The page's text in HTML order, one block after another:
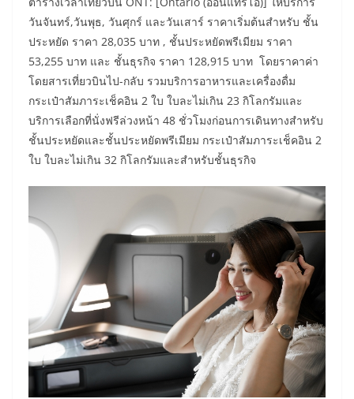
วันจันทร์,วันพุธ, วันศุกร์ และวันเสาร์ ราคาเริ่มต้นสำหรับ ชั้น
ประหยัด ราคา 28,035 บาท , ชั้นประหยัดพรีเมียม ราคา
53,255 บาท และ ชั้นธุรกิจ ราคา 128,915 บาท โดยราคาค่า
โดยสารเที่ยวบินไป-กลับ รวมบริการอาหารและเครื่องดื่ม
กระเป๋าสัมภาระเช็คอิน 2 ใบ ใบละไม่เกิน 23 กิโลกรัมและ
บริการเลือกที่นั่งฟรีล่วงหน้า 48 ชั่วโมงก่อนการเดินทางสำหรับ
ชั้นประหยัดและชั้นประหยัดพรีเมียม กระเป๋าสัมภาระเช็คอิน 2
ใบ ใบละไม่เกิน 32 กิโลกรัมและสำหรับชั้นธุรกิจ